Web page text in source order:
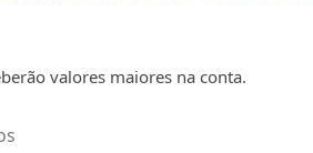
valores maiores na conta.